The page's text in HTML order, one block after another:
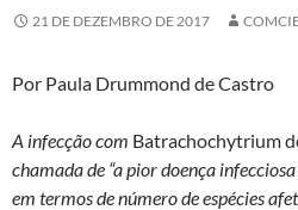
21 DE DEZEMBRO DE 2017
Por Paula Drummond de Castro
A infecção com Batrachochytrium
chamada de “a pior doença
em termos de número de espécies